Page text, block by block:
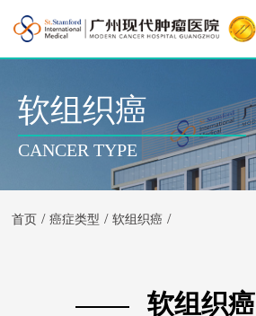
软组织癌
CANCER TYPE
首页 / 癌症类型 / 软组织癌 /
软组织癌